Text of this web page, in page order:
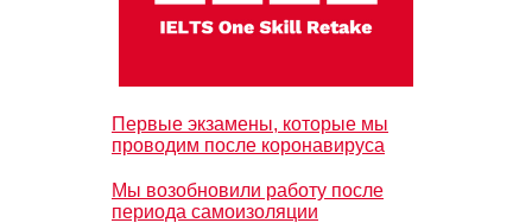
Первые экзамены, которые мы
проводим после коронавируса
Мы возобновили работу после
периода самоизоляции